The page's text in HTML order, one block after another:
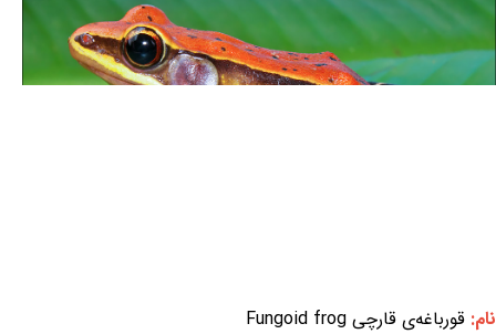
نام: قورباغه‌ی قارچی Fungoid frog